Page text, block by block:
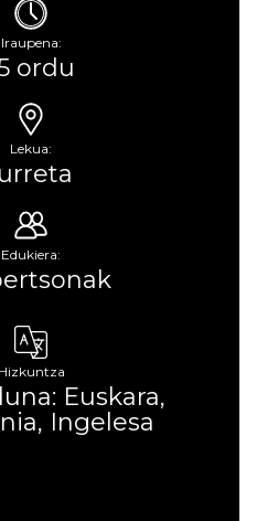
Iraupena:
ordu
Lekua:
Edukiera:
Hizkuntza
Euskara,
Ingelesa